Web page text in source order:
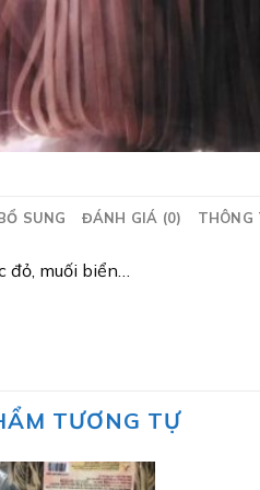
SUNG ĐÁNH GIÁ (0) THÔNG
đỏ, muối biển…
TƯƠNG TỰ